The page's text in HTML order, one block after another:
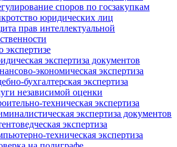
споров по госзакупкам
юридических лиц
прав интеллектуальной
экспертизе
экспертиза документов
экономическая экспертиза
бухгалтерская экспертиза
независимой оценки
техническая экспертиза
экспертиза документов
экспертиза
техническая экспертиза